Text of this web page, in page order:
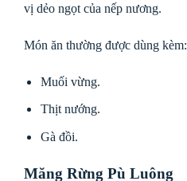
vị dẻo ngọt của nếp nương.
Món ăn thường được dùng kèm:
Muối vừng.
Thịt nướng.
Gà đồi.
Măng Rừng Pù Luông